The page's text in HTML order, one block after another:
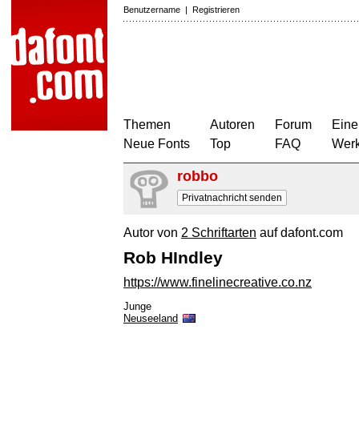
Benutzername | Registrieren
Themen
Neue Fonts
Autoren
Top
Forum
FAQ
robbo
Privatnachricht senden
Autor von 2 Schriftarten auf dafont.com
Rob HIndley
https://www.finelinecreative.co.nz
Junge
Neuseeland